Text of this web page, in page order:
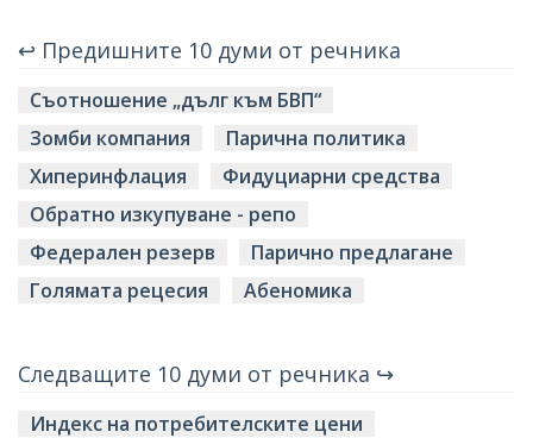
↩ Предишните 10 думи от речника
Съотношение „дълг към БВП“
Зомби компания
Парична политика
Хиперинфлация
Фидуциарни средства
Обратно изкупуване - репо
Федерален резерв
Парично предлагане
Голямата рецесия
Абеномика
Следващите 10 думи от речника ↪
Индекс на потребителските цени